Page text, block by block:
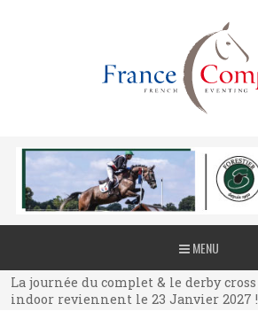
MENU
La journée du complet & le derby cross
indoor reviennent le 23 Janvier 2027 !
La journée du complet & le derby cross
indoor reviennent le 23 Janvier 2027 !